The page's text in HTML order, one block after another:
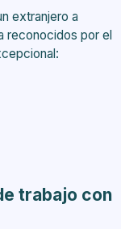
extranjero a
reconocidos por el
trabajo con